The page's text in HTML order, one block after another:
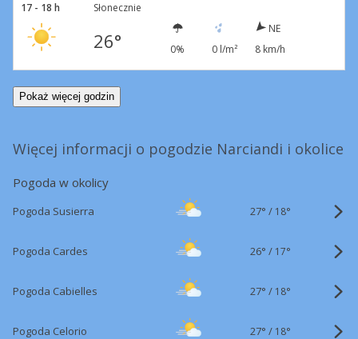
17 - 18 h Słonecznie
26° 0% 0 l/m²
NE
8 km/h
Pokaż więcej godzin
Więcej informacji o pogodzie Narciandi i okolice
Pogoda w okolicy
Pogoda Susierra 27° / 18°
Pogoda Cardes 26° / 17°
Pogoda Cabielles 27° / 18°
Pogoda Celorio 27° / 18°